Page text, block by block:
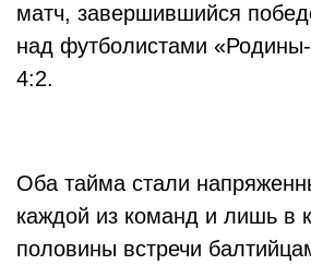
матч, завершившийся
над футболистами
4:2.
Оба тайма стали
каждой из команд и лишь в
половины встречи